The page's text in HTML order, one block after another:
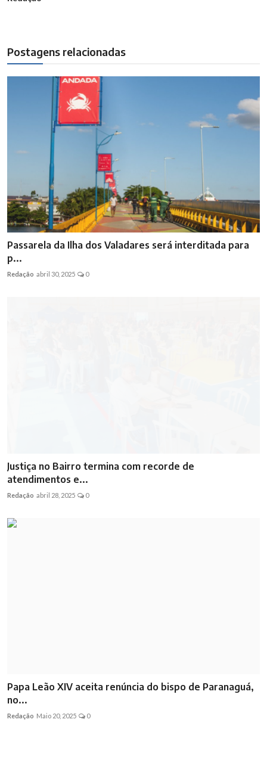
Postagens relacionadas
Passarela da Ilha dos Valadares será interditada para
p...
Redação abril 30, 2025 0
Justiça no Bairro termina com recorde de
atendimentos e...
Redação abril 28, 2025 0
Papa Leão XIV aceita renúncia do bispo de Paranaguá,
no...
Redação Maio 20, 2025 0